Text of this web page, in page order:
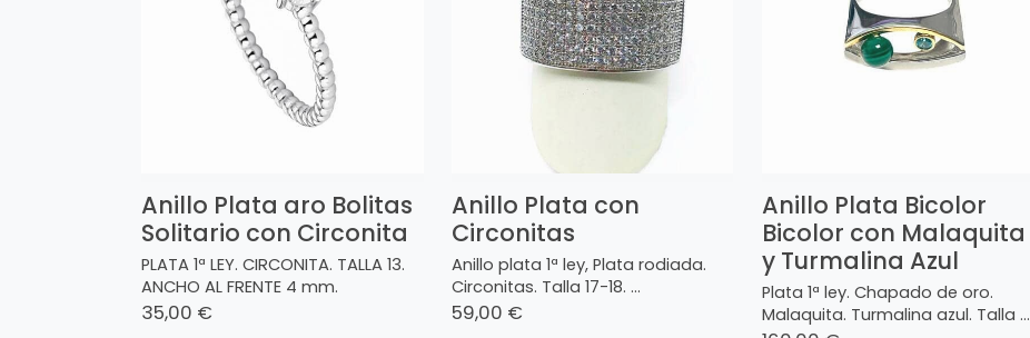
Anillo Plata aro Bolitas
Solitario con Circonita
PLATA 1ª LEY. CIRCONITA. TALLA 13.
ANCHO AL FRENTE 4 mm.
35,00 €
Anillo Plata con
Circonitas
Anillo plata 1ª ley, Plata rodiada.
Circonitas. Talla 17-18. ...
59,00 €
Anillo Plata Bicolor
Bicolor con Malaquita
y Turmalina Azul
Plata 1ª ley. Chapado de oro.
Malaquita. Turmalina azul. Talla ...